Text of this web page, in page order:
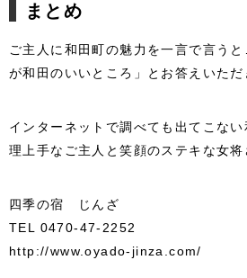
まとめ
ご主人に和田町の魅力を一言で言う
が和田のいいところ」とお答えいただ
インターネットで調べても出てこな
理上手なご主人と笑顔のステキな女
四季の宿 じんざ
TEL 0470-47-2252
http://www.oyado-jinza.com/